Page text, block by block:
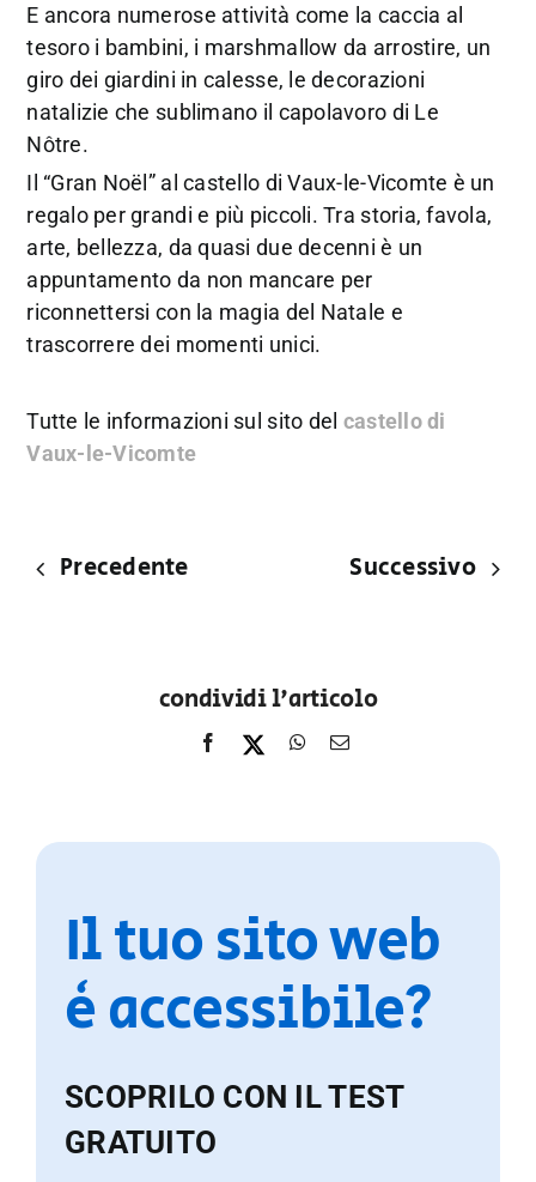
E ancora numerose attività come la caccia al
tesoro i bambini, i marshmallow da arrostire, un
giro dei giardini in calesse, le decorazioni
natalizie che sublimano il capolavoro di Le
Nôtre.
Il “Gran Noël” al castello di Vaux-le-Vicomte è un
regalo per grandi e più piccoli. Tra storia, favola,
arte, bellezza, da quasi due decenni è un
appuntamento da non mancare per
riconnettersi con la magia del Natale e
trascorrere dei momenti unici.
Tutte le informazioni sul sito del castello di
Vaux-le-Vicomte
Precedente Successivo
condividi l'articolo
Il tuo sito web
è accessibile?
SCOPRILO CON IL TEST
GRATUITO